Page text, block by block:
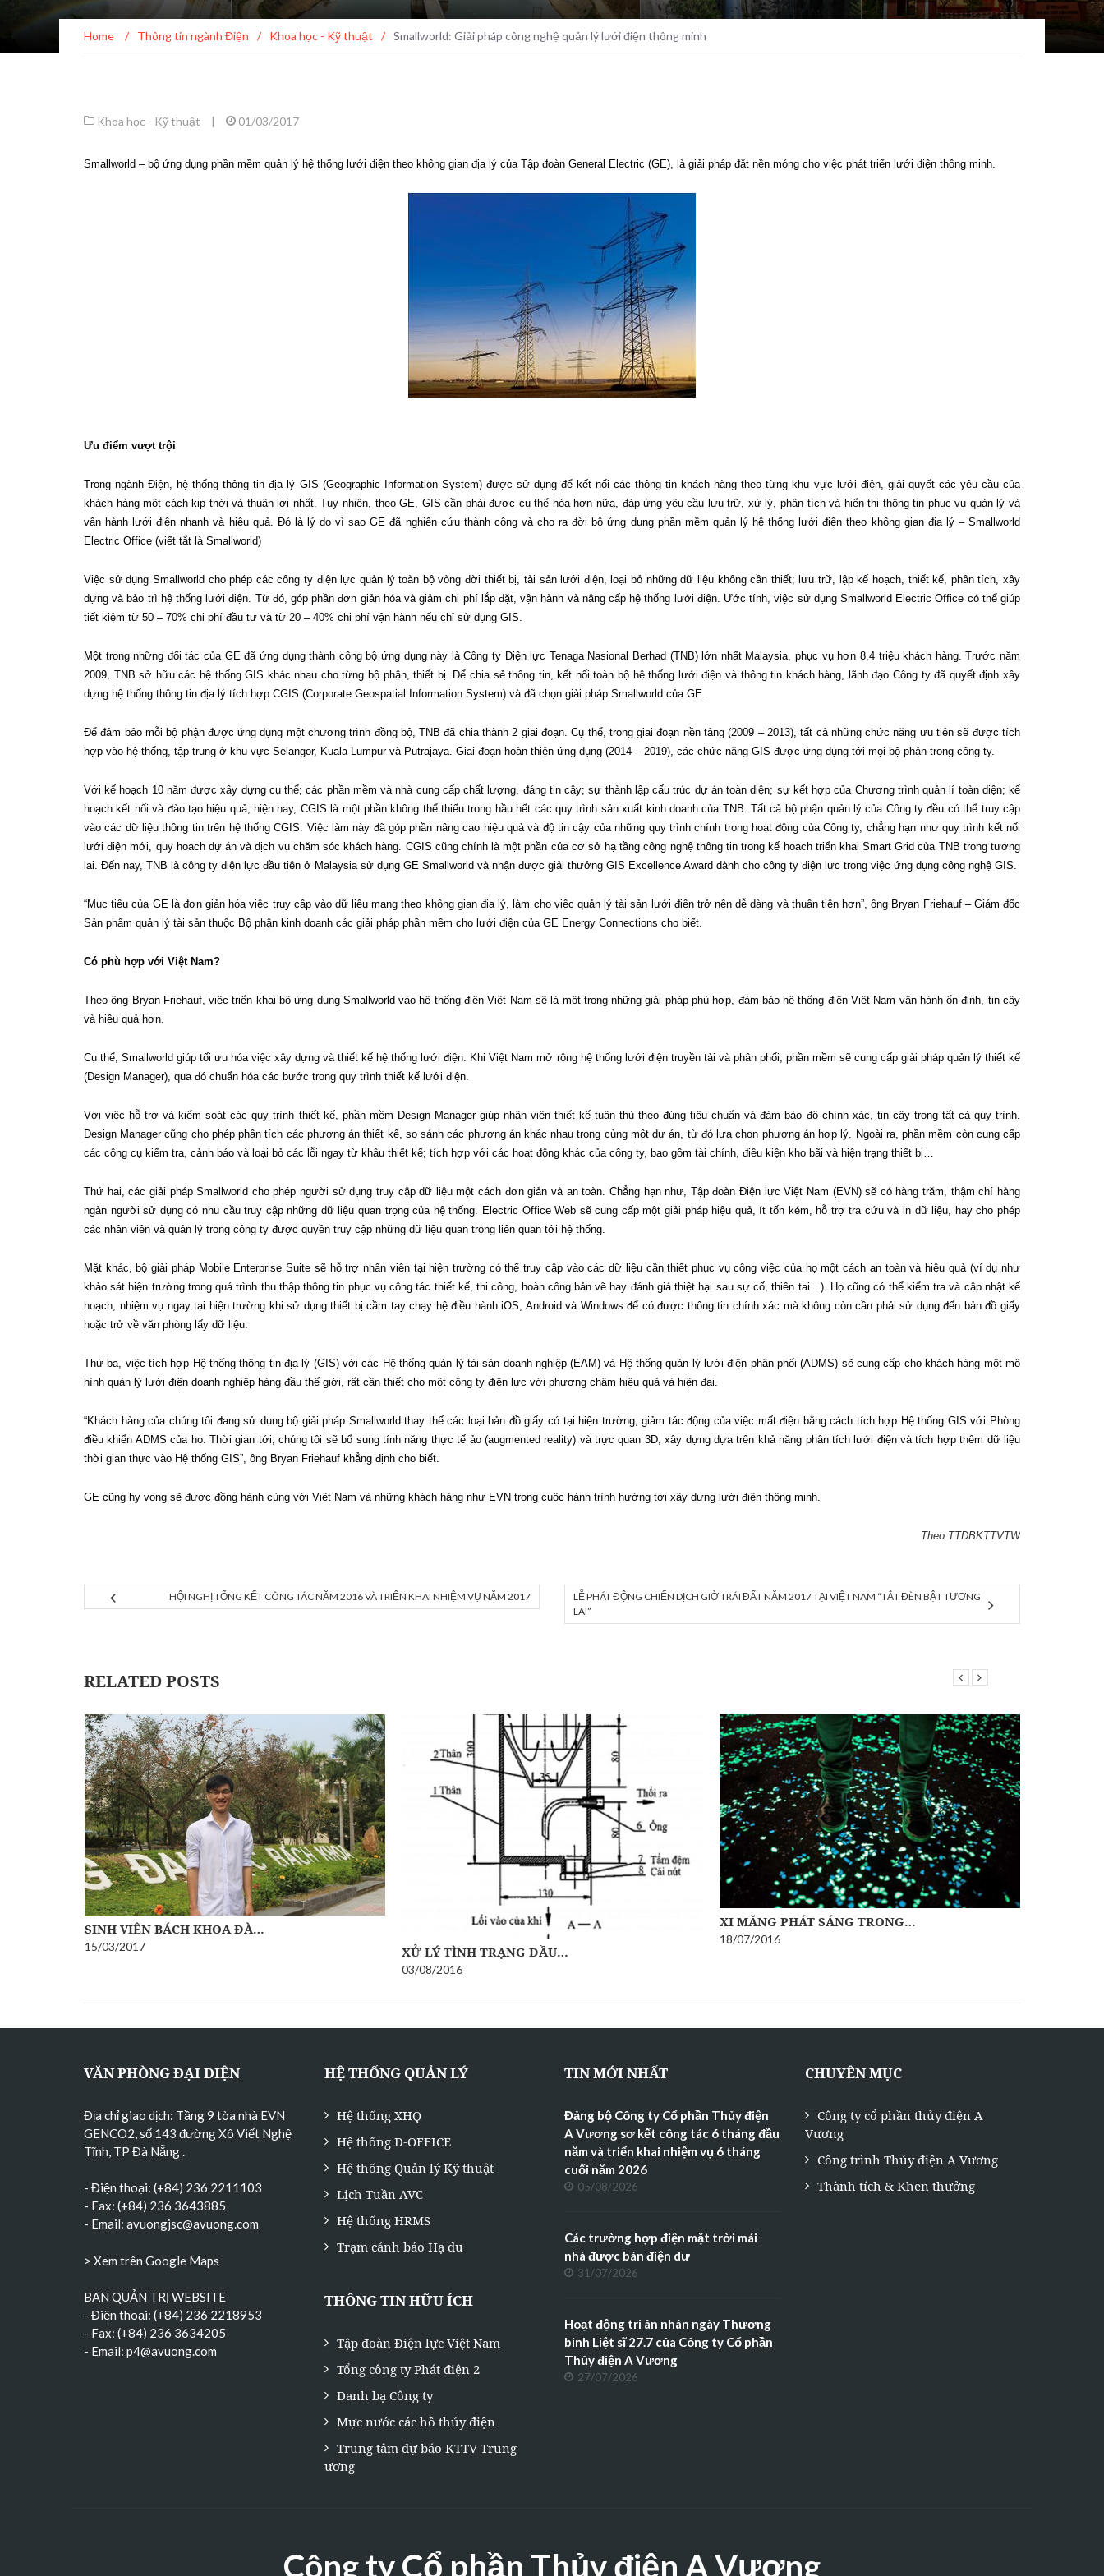
Home / Thông tin ngành Điện / Khoa học - Kỹ thuật / Smallworld: Giải pháp công nghệ quản lý lưới điện thông minh
Khoa học - Kỹ thuật | 01/03/2017
Smallworld – bộ ứng dụng phần mềm quản lý hệ thống lưới điện theo không gian địa lý của Tập đoàn General Electric (GE), là giải pháp đặt nền móng cho việc phát triển lưới điện thông minh.
Ưu điểm vượt trội
Trong ngành Điện, hệ thống thông tin địa lý GIS (Geographic Information System) được sử dụng để kết nối các thông tin khách hàng theo từng khu vực lưới điện, giải quyết các yêu cầu của
khách hàng một cách kịp thời và thuận lợi nhất. Tuy nhiên, theo GE, GIS cần phải được cụ thể hóa hơn nữa, đáp ứng yêu cầu lưu trữ, xử lý, phân tích và hiển thị thông tin phục vụ quản lý và
vận hành lưới điện nhanh và hiệu quả. Đó là lý do vì sao GE đã nghiên cứu thành công và cho ra đời bộ ứng dụng phần mềm quản lý hệ thống lưới điện theo không gian địa lý – Smallworld
Electric Office (viết tắt là Smallworld)
Việc sử dụng Smallworld cho phép các công ty điện lực quản lý toàn bộ vòng đời thiết bị, tài sản lưới điện, loại bỏ những dữ liệu không cần thiết; lưu trữ, lập kế hoạch, thiết kế, phân tích, xây
dựng và bảo trì hệ thống lưới điện. Từ đó, góp phần đơn giản hóa và giảm chi phí lắp đặt, vận hành và nâng cấp hệ thống lưới điện. Ước tính, việc sử dụng Smallworld Electric Office có thể giúp
tiết kiệm từ 50 – 70% chi phí đầu tư và từ 20 – 40% chi phí vận hành nếu chỉ sử dụng GIS.
Một trong những đối tác của GE đã ứng dụng thành công bộ ứng dụng này là Công ty Điện lực Tenaga Nasional Berhad (TNB) lớn nhất Malaysia, phục vụ hơn 8,4 triệu khách hàng. Trước năm
2009, TNB sở hữu các hệ thống GIS khác nhau cho từng bộ phận, thiết bị. Để chia sẻ thông tin, kết nối toàn bộ hệ thống lưới điện và thông tin khách hàng, lãnh đạo Công ty đã quyết định xây
dựng hệ thống thông tin địa lý tích hợp CGIS (Corporate Geospatial Information System) và đã chọn giải pháp Smallworld của GE.
Để đảm bảo mỗi bộ phận được ứng dụng một chương trình đồng bộ, TNB đã chia thành 2 giai đoạn. Cụ thể, trong giai đoạn nền tảng (2009 – 2013), tất cả những chức năng ưu tiên sẽ được tích
hợp vào hệ thống, tập trung ở khu vực Selangor, Kuala Lumpur và Putrajaya. Giai đoạn hoàn thiện ứng dụng (2014 – 2019), các chức năng GIS được ứng dụng tới mọi bộ phận trong công ty.
Với kế hoạch 10 năm được xây dựng cụ thể; các phần mềm và nhà cung cấp chất lượng, đáng tin cậy; sự thành lập cấu trúc dự án toàn diện; sự kết hợp của Chương trình quản lí toàn diện; kế
hoạch kết nối và đào tạo hiệu quả, hiện nay, CGIS là một phần không thể thiếu trong hầu hết các quy trình sản xuất kinh doanh của TNB. Tất cả bộ phận quản lý của Công ty đều có thể truy cập
vào các dữ liệu thông tin trên hệ thống CGIS. Việc làm này đã góp phần nâng cao hiệu quả và độ tin cậy của những quy trình chính trong hoạt động của Công ty, chẳng hạn như quy trình kết nối
lưới điện mới, quy hoạch dự án và dịch vụ chăm sóc khách hàng. CGIS cũng chính là một phần của cơ sở hạ tầng công nghệ thông tin trong kế hoạch triển khai Smart Grid của TNB trong tương
lai. Đến nay, TNB là công ty điện lực đầu tiên ở Malaysia sử dụng GE Smallworld và nhận được giải thưởng GIS Excellence Award dành cho công ty điện lực trong việc ứng dụng công nghệ GIS.
“Mục tiêu của GE là đơn giản hóa việc truy cập vào dữ liệu mạng theo không gian địa lý, làm cho việc quản lý tài sản lưới điện trở nên dễ dàng và thuận tiện hơn”, ông Bryan Friehauf – Giám đốc
Sản phẩm quản lý tài sản thuộc Bộ phận kinh doanh các giải pháp phần mềm cho lưới điện của GE Energy Connections cho biết.
Có phù hợp với Việt Nam?
Theo ông Bryan Friehauf, việc triển khai bộ ứng dụng Smallworld vào hệ thống điện Việt Nam sẽ là một trong những giải pháp phù hợp, đảm bảo hệ thống điện Việt Nam vận hành ổn định, tin cậy
và hiệu quả hơn.
Cụ thể, Smallworld giúp tối ưu hóa việc xây dựng và thiết kế hệ thống lưới điện. Khi Việt Nam mở rộng hệ thống lưới điện truyền tải và phân phối, phần mềm sẽ cung cấp giải pháp quản lý thiết kế
(Design Manager), qua đó chuẩn hóa các bước trong quy trình thiết kế lưới điện.
Với việc hỗ trợ và kiểm soát các quy trình thiết kế, phần mềm Design Manager giúp nhân viên thiết kế tuân thủ theo đúng tiêu chuẩn và đảm bảo độ chính xác, tin cậy trong tất cả quy trình.
Design Manager cũng cho phép phân tích các phương án thiết kế, so sánh các phương án khác nhau trong cùng một dự án, từ đó lựa chọn phương án hợp lý. Ngoài ra, phần mềm còn cung cấp
các công cụ kiểm tra, cảnh báo và loại bỏ các lỗi ngay từ khâu thiết kế; tích hợp với các hoạt động khác của công ty, bao gồm tài chính, điều kiện kho bãi và hiện trạng thiết bị…
Thứ hai, các giải pháp Smallworld cho phép người sử dụng truy cập dữ liệu một cách đơn giản và an toàn. Chẳng hạn như, Tập đoàn Điện lực Việt Nam (EVN) sẽ có hàng trăm, thậm chí hàng
ngàn người sử dụng có nhu cầu truy cập những dữ liệu quan trọng của hệ thống. Electric Office Web sẽ cung cấp một giải pháp hiệu quả, ít tốn kém, hỗ trợ tra cứu và in dữ liệu, hay cho phép
các nhân viên và quản lý trong công ty được quyền truy cập những dữ liệu quan trọng liên quan tới hệ thống.
Mặt khác, bộ giải pháp Mobile Enterprise Suite sẽ hỗ trợ nhân viên tại hiện trường có thể truy cập vào các dữ liệu cần thiết phục vụ công việc của họ một cách an toàn và hiệu quả (ví dụ như
khảo sát hiện trường trong quá trình thu thập thông tin phục vụ công tác thiết kế, thi công, hoàn công bản vẽ hay đánh giá thiệt hại sau sự cố, thiên tai…). Họ cũng có thể kiểm tra và cập nhật kế
hoạch, nhiệm vụ ngay tại hiện trường khi sử dụng thiết bị cầm tay chạy hệ điều hành iOS, Android và Windows để có được thông tin chính xác mà không còn cần phải sử dụng đến bản đồ giấy
hoặc trở về văn phòng lấy dữ liệu.
Thứ ba, việc tích hợp Hệ thống thông tin địa lý (GIS) với các Hệ thống quản lý tài sản doanh nghiệp (EAM) và Hệ thống quản lý lưới điện phân phối (ADMS) sẽ cung cấp cho khách hàng một mô
hình quản lý lưới điện doanh nghiệp hàng đầu thế giới, rất cần thiết cho một công ty điện lực với phương châm hiệu quả và hiện đại.
“Khách hàng của chúng tôi đang sử dụng bộ giải pháp Smallworld thay thế các loại bản đồ giấy có tại hiện trường, giảm tác động của việc mất điện bằng cách tích hợp Hệ thống GIS với Phòng
điều khiển ADMS của họ. Thời gian tới, chúng tôi sẽ bổ sung tính năng thực tế ảo (augmented reality) và trực quan 3D, xây dựng dựa trên khả năng phân tích lưới điện và tích hợp thêm dữ liệu
thời gian thực vào Hệ thống GIS”, ông Bryan Friehauf khẳng định cho biết.
GE cũng hy vọng sẽ được đồng hành cùng với Việt Nam và những khách hàng như EVN trong cuộc hành trình hướng tới xây dựng lưới điện thông minh.
Theo TTDBKTTVTW
HỘI NGHỊ TỔNG KẾT CÔNG TÁC NĂM 2016 VÀ TRIỂN KHAI NHIỆM VỤ NĂM 2017
LỄ PHÁT ĐỘNG CHIẾN DỊCH GIỜ TRÁI ĐẤT NĂM 2017 TẠI VIỆT NAM “TẮT ĐÈN BẬT TƯƠNG
LAI”
RELATED POSTS
SINH VIÊN BÁCH KHOA ĐÀ…
15/03/2017 XỬ LÝ TÌNH TRẠNG DẦU…
03/08/2016
XI MĂNG PHÁT SÁNG TRONG…
18/07/2016
VĂN PHÒNG ĐẠI DIỆN
Địa chỉ giao dịch: Tầng 9 tòa nhà EVN
GENCO2, số 143 đường Xô Viết Nghệ
Tĩnh, TP Đà Nẵng.
- Điện thoại: (+84) 236 2211103
- Fax: (+84) 236 3643885
- Email: avuongjsc@avuong.com
> Xem trên Google Maps
BAN QUẢN TRỊ WEBSITE
- Điện thoại: (+84) 236 2218953
- Fax: (+84) 236 3634205
- Email: p4@avuong.com
HỆ THỐNG QUẢN LÝ
Hệ thống XHQ
Hệ thống D-OFFICE
Hệ thống Quản lý Kỹ thuật
Lịch Tuần AVC
Hệ thống HRMS
Trạm cảnh báo Hạ du
THÔNG TIN HỮU ÍCH
Tập đoàn Điện lực Việt Nam
Tổng công ty Phát điện 2
Danh bạ Công ty
Mực nước các hồ thủy điện
Trung tâm dự báo KTTV Trung
ương
TIN MỚI NHẤT
Đảng bộ Công ty Cổ phần Thủy điện
A Vương sơ kết công tác 6 tháng đầu
năm và triển khai nhiệm vụ 6 tháng
cuối năm 2026
05/08/2026
Các trường hợp điện mặt trời mái
nhà được bán điện dư
31/07/2026
Hoạt động tri ân nhân ngày Thương
binh Liệt sĩ 27.7 của Công ty Cổ phần
Thủy điện A Vương
27/07/2026
CHUYÊN MỤC
Công ty cổ phần thủy điện A
Vương
Công trình Thủy điện A Vương
Thành tích & Khen thưởng
Công ty Cổ phần Thủy điện A Vương